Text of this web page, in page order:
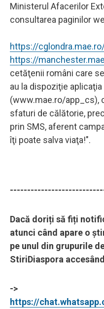
Ministerul Afacerilor
consultarea paginilor
https://
https://
cetăţenii români care
au la dispoziţie
(www.mae.ro/app_cs),
sfaturi de călătorie,
prin SMS, aferent
îţi poate salva viaţa!".
Dacă doriți să fiți
atunci când apare o
pe unul din grupurile
StiriDiaspora
->
https://